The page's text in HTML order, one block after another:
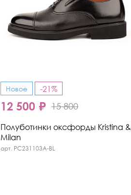
Новое -21%
12 500 ₽ 15 800
Полуботинки оксфорды Kristina &
Milan
арт. PC231103A-BL